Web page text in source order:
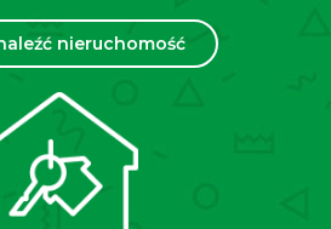
nieruchomość